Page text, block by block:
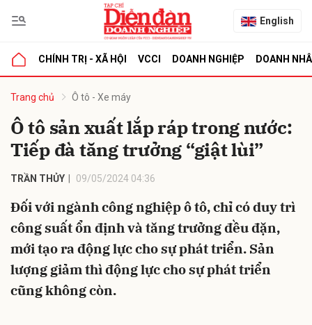
English
CHÍNH TRỊ - XÃ HỘI VCCI DOANH NGHIỆP DOANH
Trang chủ Ô tô - Xe máy
Ô tô sản xuất lắp ráp trong nước:
Tiếp đà tăng trưởng “giật lùi”
TRẦN THỦY 09/05/2024 04:36
Đối với ngành công nghiệp ô tô, chỉ có duy trì
công suất ổn định và tăng trưởng đều đặn,
mới tạo ra động lực cho sự phát triển. Sản
lượng giảm thì động lực cho sự phát triển
cũng không còn.
luận
Hủy